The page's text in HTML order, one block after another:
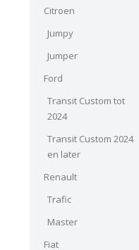
Citroen
Jumpy
Jumper
Ford
Transit Custom tot
2024
Transit Custom 2024
en later
Renault
Trafic
Master
Fiat